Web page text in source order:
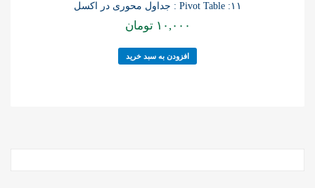
۱۱: Pivot Table : جداول محوری در اکسل
۱۰,۰۰۰ تومان
افزودن به سبد خرید